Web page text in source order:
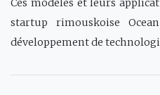
Ces modèles et leurs
startup rimouskoise
développement de